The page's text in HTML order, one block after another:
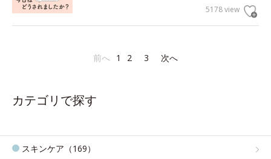
5178 view
前へ 1 2 3 次へ
カテゴリで探す
スキンケア（169）